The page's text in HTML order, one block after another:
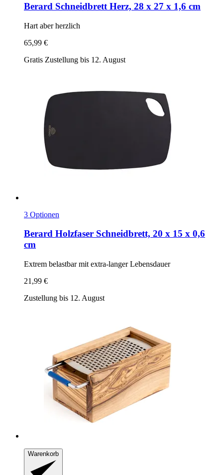
Berard Schneidbrett Herz, 28 x 27 x 1,6 cm
Hart aber herzlich
65,99 €
Gratis Zustellung bis 12. August
3 Optionen
Berard Holzfaser Schneidbrett, 20 x 15 x 0,6
cm
Extrem belastbar mit extra-​langer Lebensdauer
21,99 €
Zustellung bis 12. August
Warenkorb